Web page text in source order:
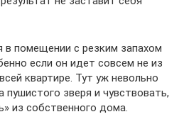
в помещении с резким запахом
если он идет совсем не из
квартире. Тут уж невольно
пушистого зверя и чувствовать,
из собственного дома.